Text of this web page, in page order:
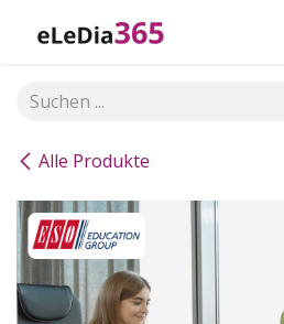
Alle Produkte